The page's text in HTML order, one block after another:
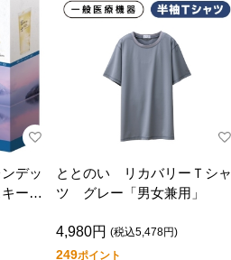
デッ
ー富
ととのい リカバリーＴシャ
ツ グレー「男女兼用」
4,980円 (税込5,478円)
249ポイント